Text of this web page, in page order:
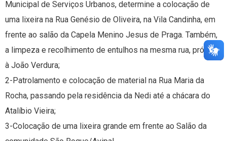
Municipal de Serviços Urbanos, determine a colocação de
uma lixeira na Rua Genésio de Oliveira, na Vila Candinha, em
frente ao salão da Capela Menino Jesus de Praga. Também,
a limpeza e recolhimento de entulhos na mesma rua, próximo
à João Verdura;
2-Patrolamento e colocação de material na Rua Maria da
Rocha, passando pela residência da Nedi até a chácara do
Atalíbio Vieira;
3-Colocação de uma lixeira grande em frente ao Salão da